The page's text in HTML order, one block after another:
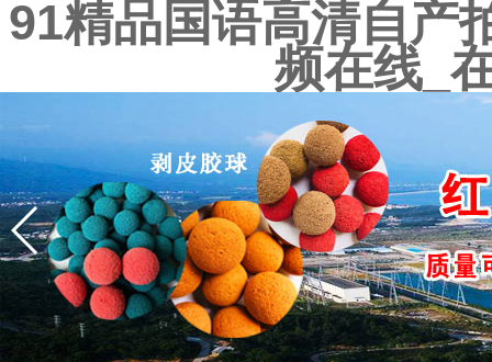
91精品国语高清自产
频在线_